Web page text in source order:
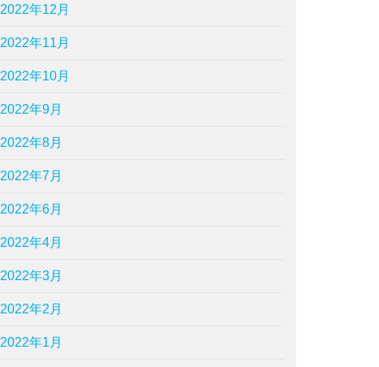
2022年12月
2022年11月
2022年10月
2022年9月
2022年8月
2022年7月
2022年6月
2022年4月
2022年3月
2022年2月
2022年1月